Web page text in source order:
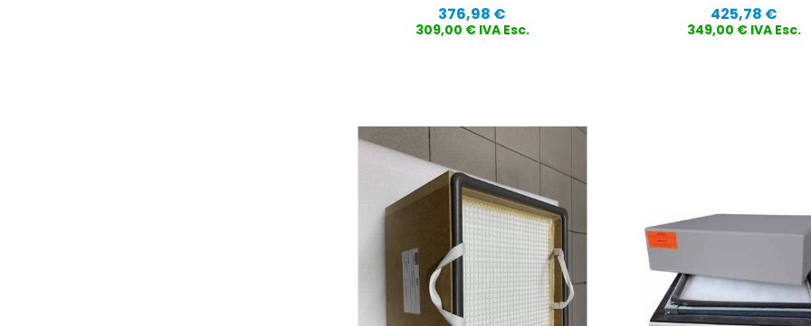
Prezzo
376,98 €
309,00 € IVA Esc.
Prezzo
425,78 €
349,00 € IVA Esc.